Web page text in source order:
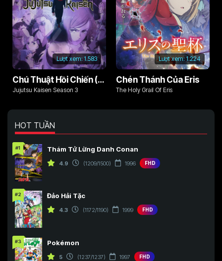
Lượt xem: 1.583
Chú Thuật Hồi Chiến (Phần 3)
Jujutsu Kaisen Season 3
Lượt xem: 1.224
Chén Thánh Của Eris
The Holy Grail Of Eris
HOT TUẦN
#1 Thám Tử Lừng Danh Conan
4.9 (1209/1500) 1996 FHD
#2 Đảo Hải Tặc
4.3 (1172/1190) 1999 FHD
#3 Pokémon
5 (1237/1237) 1997 FHD